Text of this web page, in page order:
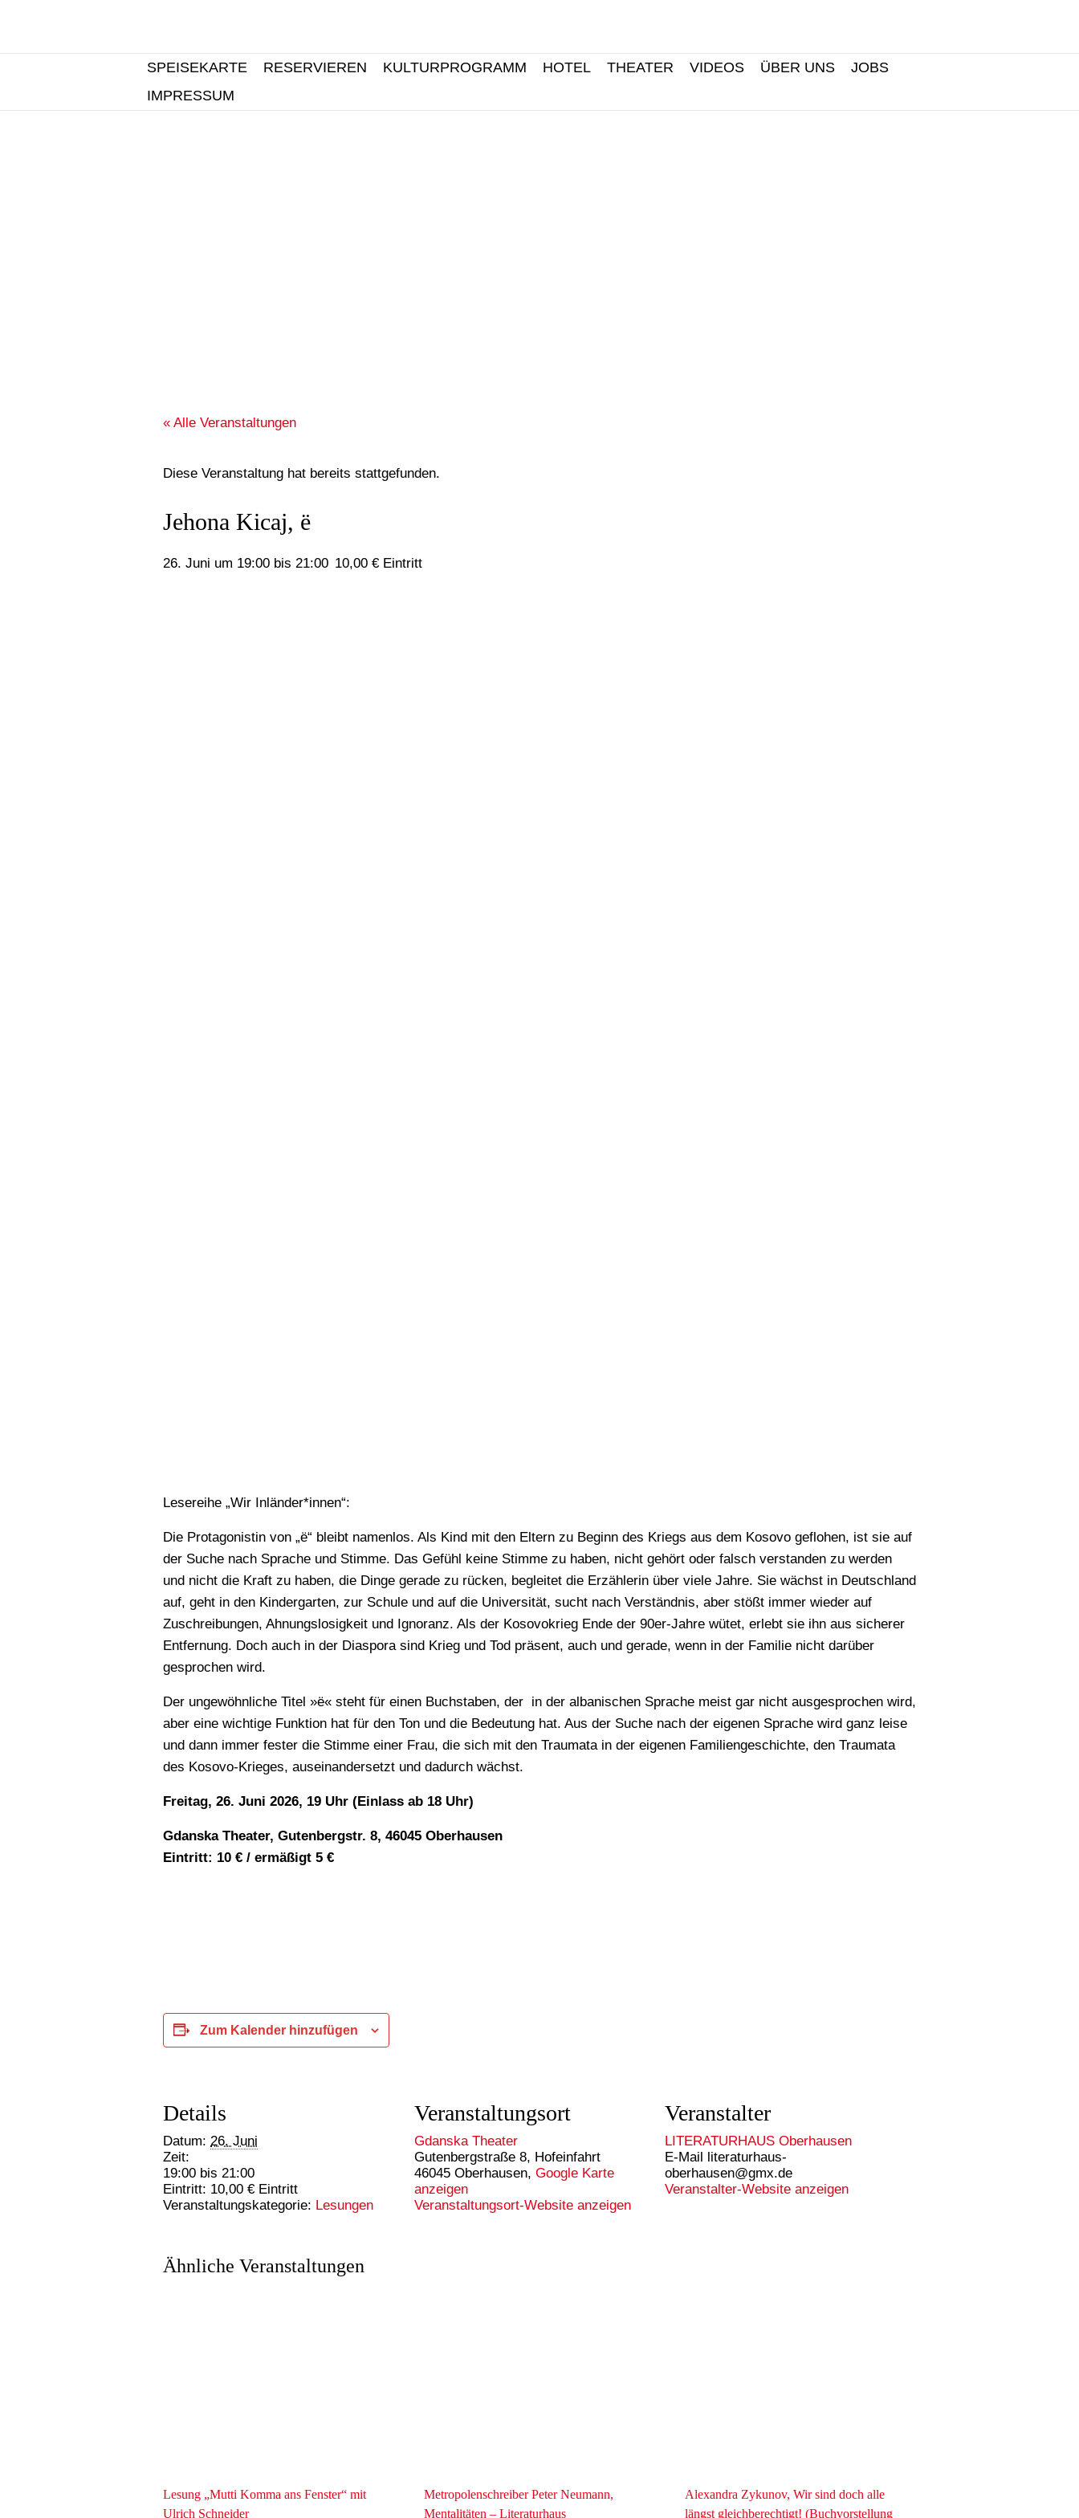
SPEISEKARTE RESERVIEREN KULTURPROGRAMM HOTEL THEATER VIDEOS ÜBER UNS
JOBS
IMPRESSUM
« Alle Veranstaltungen
Diese Veranstaltung hat bereits stattgefunden.
Jehona Kicaj, ë
26. Juni um 19:00 bis 21:00 10,00 € Eintritt
Lesereihe „Wir Inländer*innen“:
Die Protagonistin von „ë“ bleibt namenlos. Als Kind mit den Eltern zu Beginn des Kriegs aus dem Kosovo geflohen, ist sie auf
der Suche nach Sprache und Stimme. Das Gefühl keine Stimme zu haben, nicht gehört oder falsch verstanden zu werden
und nicht die Kraft zu haben, die Dinge gerade zu rücken, begleitet die Erzählerin über viele Jahre. Sie wächst in Deutschland
auf, geht in den Kindergarten, zur Schule und auf die Universität, sucht nach Verständnis, aber stößt immer wieder auf
Zuschreibungen, Ahnungslosigkeit und Ignoranz. Als der Kosovokrieg Ende der 90er-Jahre wütet, erlebt sie ihn aus sicherer
Entfernung. Doch auch in der Diaspora sind Krieg und Tod präsent, auch und gerade, wenn in der Familie nicht darüber
gesprochen wird.
Der ungewöhnliche Titel »ë« steht für einen Buchstaben, der in der albanischen Sprache meist gar nicht ausgesprochen wird,
aber eine wichtige Funktion hat für den Ton und die Bedeutung hat. Aus der Suche nach der eigenen Sprache wird ganz leise
und dann immer fester die Stimme einer Frau, die sich mit den Traumata in der eigenen Familiengeschichte, den Traumata
des Kosovo-Krieges, auseinandersetzt und dadurch wächst.
Freitag, 26. Juni 2026, 19 Uhr (Einlass ab 18 Uhr)
Gdanska Theater, Gutenbergstr. 8, 46045 Oberhausen
Eintritt: 10 € / ermäßigt 5 €
Zum Kalender hinzufügen
Details
Datum: 26. Juni
Zeit:
19:00 bis 21:00
Eintritt: 10,00 € Eintritt
Veranstaltungskategorie: Lesungen
Veranstaltungsort
Gdanska Theater
Gutenbergstraße 8, Hofeinfahrt
46045 Oberhausen, Google Karte
anzeigen
Veranstaltungsort-Website anzeigen
Veranstalter
LITERATURHAUS Oberhausen
E-Mail literaturhaus-
oberhausen@gmx.de
Veranstalter-Website anzeigen
Ähnliche Veranstaltungen
Lesung „Mutti Komma ans Fenster“ mit
Ulrich Schneider
Metropolenschreiber Peter Neumann,
Mentalitäten – Literaturhaus
Alexandra Zykunov, Wir sind doch alle
längst gleichberechtigt! (Buchvorstellung